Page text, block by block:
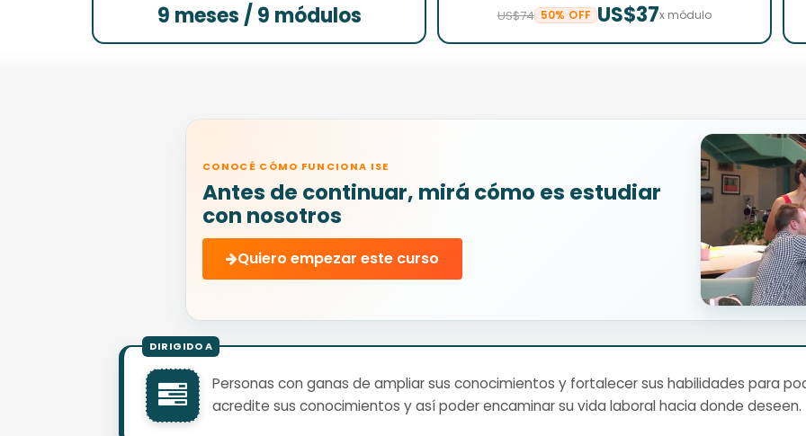
9 meses / 9 módulos US$74 50% OFF US$37x módulo
CONOCÉ CÓMO FUNCIONA ISE
Antes de continuar, mirá cómo es estudiar
con nosotros
Quiero empezar este curso
Personas con ganas de ampliar sus conocimientos y fortalecer sus habilidades para
acredite sus conocimientos y así poder encaminar su vida laboral hacia donde deseen.